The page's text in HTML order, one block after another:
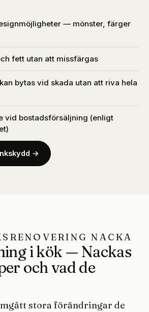
— mönster, färger
fett utan att missfärgas
bytas vid skada utan att riva hela
vid bostadsförsäljning (enligt
→
NACKA
i kök — Nackas
och vad de
stora förändringar de